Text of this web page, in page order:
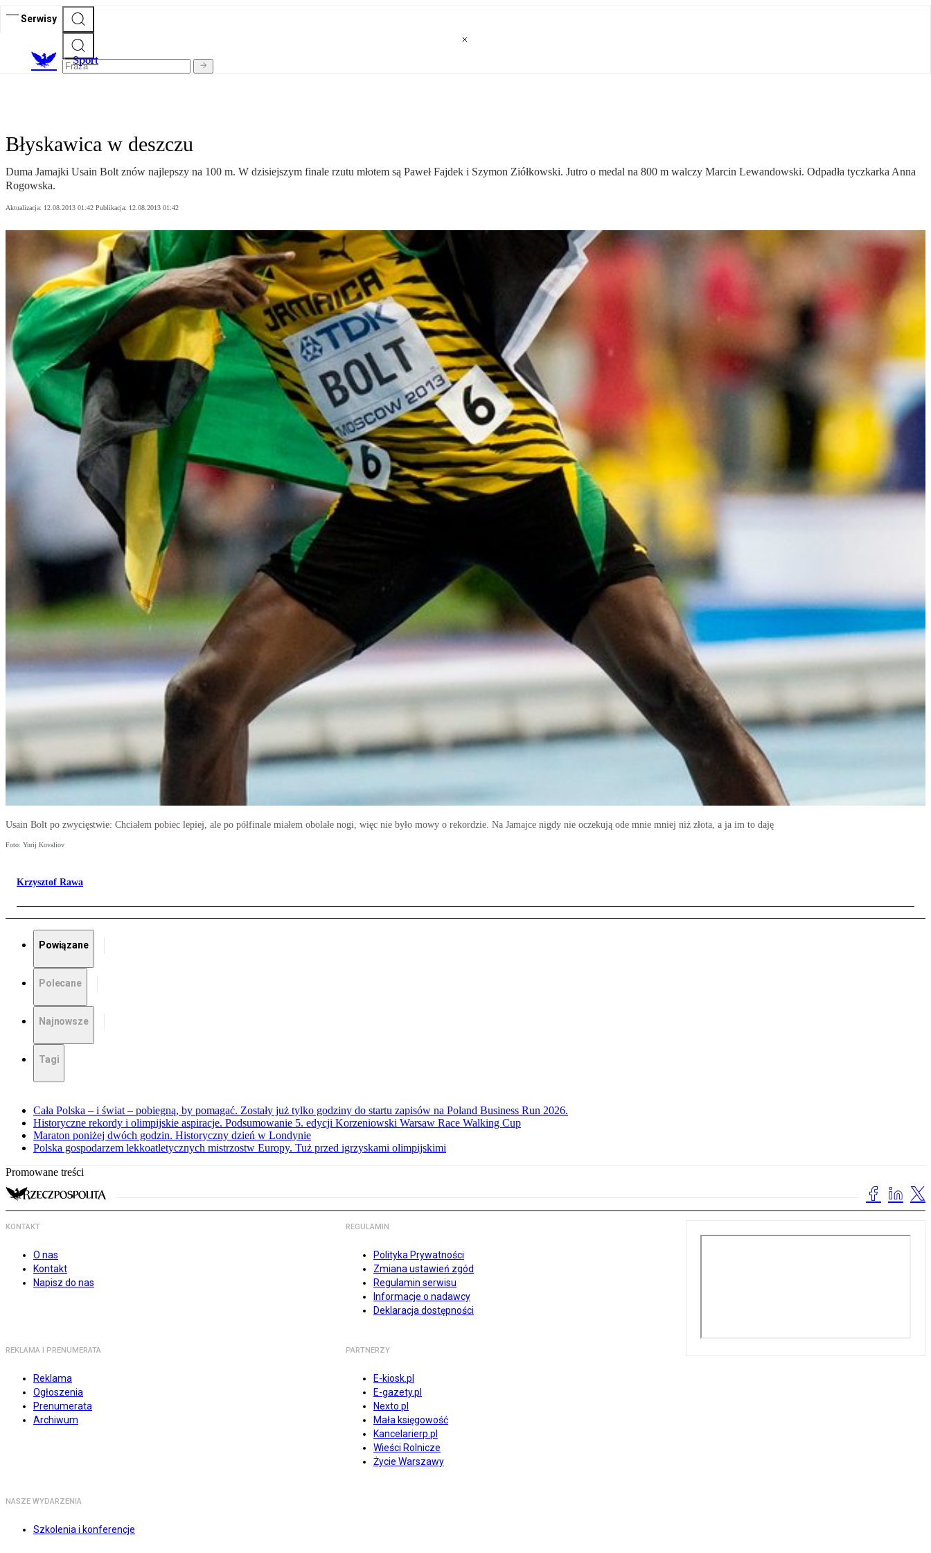
Serwisy
Sport
Błyskawica w deszczu
Duma Jamajki Usain Bolt znów najlepszy na 100 m. W dzisiejszym finale rzutu młotem są Paweł Fajdek i Szymon Ziółkowski. Jutro o medal na 800 m walczy Marcin Lewandowski. Odpadła tyczkarka Anna
Rogowska.
Aktualizacja: 12.08.2013 01:42 Publikacja: 12.08.2013 01:42
Usain Bolt po zwycięstwie: Chciałem pobiec lepiej, ale po półfinale miałem obolałe nogi, więc nie było mowy o rekordzie. Na Jamajce nigdy nie oczekują ode mnie mniej niż złota, a ja im to daję
Foto: Yurij Kovaliov
Krzysztof Rawa
Powiązane
Polecane
Najnowsze
Tagi
Cała Polska – i świat – pobiegną, by pomagać. Zostały już tylko godziny do startu zapisów na Poland Business Run 2026.
Historyczne rekordy i olimpijskie aspiracje. Podsumowanie 5. edycji Korzeniowski Warsaw Race Walking Cup
Maraton poniżej dwóch godzin. Historyczny dzień w Londynie
Polska gospodarzem lekkoatletycznych mistrzostw Europy. Tuż przed igrzyskami olimpijskimi
Promowane treści
KONTAKT
O nas
Kontakt
Napisz do nas
REGULAMIN
Polityka Prywatności
Zmiana ustawień zgód
Regulamin serwisu
Informacje o nadawcy
Deklaracja dostępności
REKLAMA I PRENUMERATA
Reklama
Ogłoszenia
Prenumerata
Archiwum
PARTNERZY
E-kiosk.pl
E-gazety.pl
Nexto.pl
Mała księgowość
Kancelarierp.pl
Wieści Rolnicze
Życie Warszawy
NASZE WYDARZENIA
Szkolenia i konferencje